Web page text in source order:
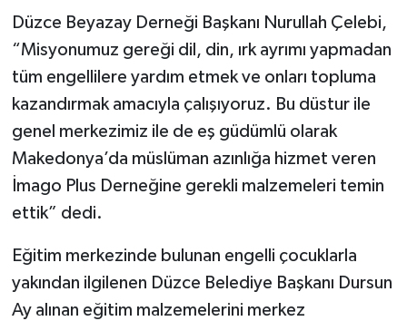
Düzce Beyazay Derneği Başkanı Nurullah Çelebi,
“Misyonumuz gereği dil, din, ırk ayrımı yapmadan
tüm engellilere yardım etmek ve onları topluma
kazandırmak amacıyla çalışıyoruz. Bu düstur ile
genel merkezimiz ile de eş güdümlü olarak
Makedonya’da müslüman azınlığa hizmet veren
İmago Plus Derneğine gerekli malzemeleri temin
ettik” dedi.
Eğitim merkezinde bulunan engelli çocuklarla
yakından ilgilenen Düzce Belediye Başkanı Dursun
Ay alınan eğitim malzemelerini merkez